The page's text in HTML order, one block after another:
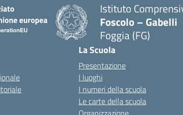
Istituto
Foscolo – Gabelli
Foggia (FG)
— Visita la pagina
La Scuola
Presentazione
I luoghi
I numeri della scuola
Le carte della scuola